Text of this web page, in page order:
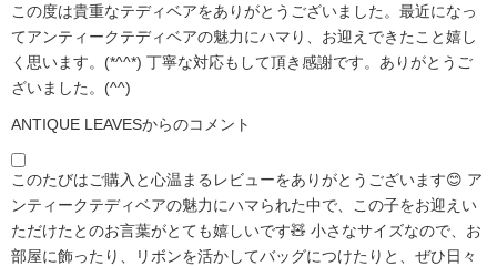
この度は貴重なテディベアをありがとうございました。最近になっ
てアンティークテディベアの魅力にハマり、お迎えできたこと嬉し
く思います。(*^^*) 丁寧な対応もして頂き感謝です。ありがとうご
ざいました。(^^)
ANTIQUE LEAVESからのコメント
このたびはご購入と心温まるレビューをありがとうございます😊 ア
ンティークテディベアの魅力にハマられた中で、この子をお迎えい
ただけたとのお言葉がとても嬉しいです🧸 小さなサイズなので、お
部屋に飾ったり、リボンを活かしてバッグにつけたりと、ぜひ日々